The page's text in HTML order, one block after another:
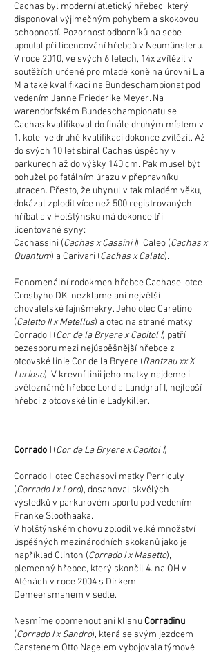
Cachas byl moderní atletický hřebec, který
disponoval výjimečným pohybem a skokovou
schopností. Pozornost odborníků na sebe
upoutal při licencování hřebců v Neumünsteru.
V roce 2010, ve svých 6 letech, 14x zvítězil v
soutěžích určené pro mladé koně na úrovni L a
M a také kvalifikaci na Bundeschampionat pod
vedením Janne Friederike Meyer. Na
warendorfském Bundeschampionatu se
Cachas kvalifikoval do finále druhým místem v
1. kole, ve druhé kvalifikaci dokonce zvítězil. Až
do svých 10 let sbíral Cachas úspěchy v
parkurech až do výšky 140 cm. Pak musel být
bohužel po fatálním úrazu v přepravníku
utracen. Přesto, že uhynul v tak mladém věku,
dokázal zplodit více než 500 registrovaných
hříbat a v Holštýnsku má dokonce tři
licentované syny:
Cachassini (Cachas x Cassini I), Caleo (Cachas x
Quantum) a Carivari (Cachas x Calato).
Fenomenální rodokmen hřebce Cachase, otce
Crosbyho DK, nezklame ani největší
chovatelské fajnšmekry. Jeho otec Caretino
(Caletto II x Metellus) a otec na straně matky
Corrado I (Cor de la Bryere x Capitol I) patří
bezesporu mezi nejúspěšnější hřebce z
otcovské linie Cor de la Bryere (Rantzau xx X
Lurioso). V krevní linii jeho matky najdeme i
světoznámé hřebce Lord a Landgraf I, nejlepší
hřebci z otcovské linie Ladykiller.
Corrado I (Cor de La Bryere x Capitol I)
Corrado I, otec Cachasovi matky Perriculy
(Corrado I x Lord), dosahoval skvělých
výsledků v parkurovém sportu pod vedením
Franke Sloothaaka.
V holštýnském chovu zplodil velké množství
úspěšných mezinárodních skokanů jako je
například Clinton (Corrado I x Masetto),
plemenný hřebec, který skončil 4. na OH v
Aténách v roce 2004 s Dirkem
Demeersmanem v sedle.
Nesmíme opomenout ani klisnu Corradinu
(Corrado I x Sandro), která se svým jezdcem
Carstenem Otto Nagelem vybojovala týmové